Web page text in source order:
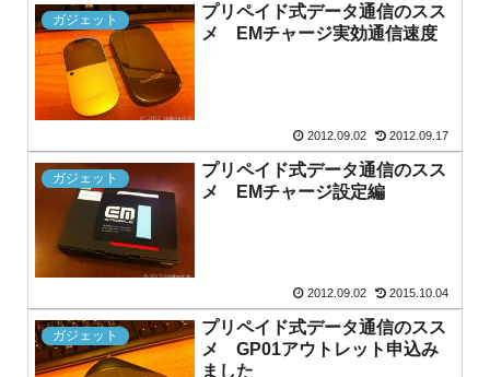
ガジェット
プリペイド式データ通信のスス
メ EMチャージ実効通信速度
2012.09.02 2012.09.17
ガジェット
プリペイド式データ通信のスス
メ EMチャージ設定編
2012.09.02 2015.10.04
ガジェット
プリペイド式データ通信のスス
メ GP01アウトレット申込み
ました